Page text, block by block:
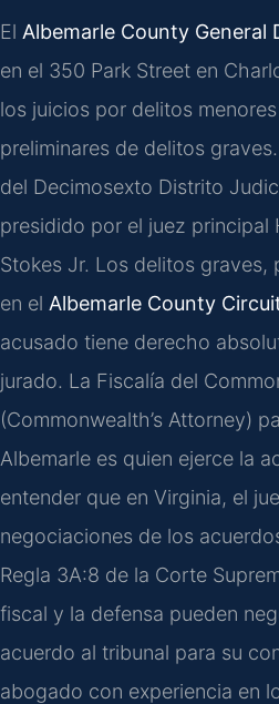
El Albemarle County General
en el 350 Park Street en
los juicios por delitos
preliminares de delitos
del Decimosexto Distrito
presidido por el juez principal
Stokes Jr. Los delitos graves,
en el Albemarle County
acusado tiene derecho
jurado. La Fiscalía del
(Commonwealth’s Attorney)
Albemarle es quien ejerce la
entender que en Virginia, el
negociaciones de los
Regla 3A:8 de la Corte
fiscal y la defensa pueden
acuerdo al tribunal para su
abogado con experiencia en